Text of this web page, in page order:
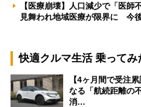
【医療崩壊】人口減少で「医師
見舞われ地域医療が限界に 今
快適クルマ生活 乗ってみ
【4ヶ月間で受注
なる「航続距離の
消…